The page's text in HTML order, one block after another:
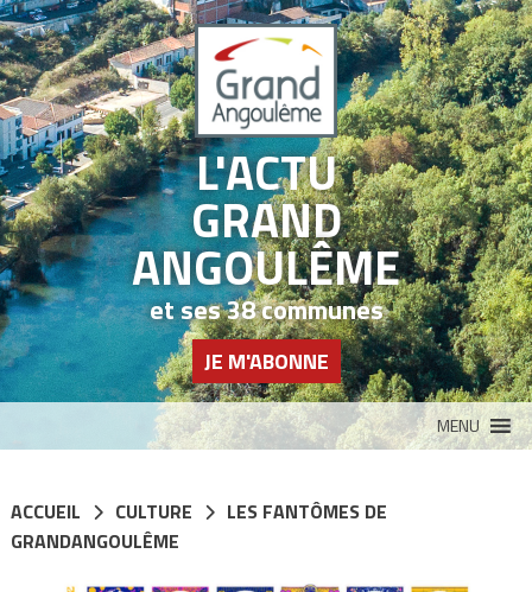
L'ACTU
GRAND
ANGOULÊME
et ses 38 communes
JE M'ABONNE
MENU
ACCUEIL CULTURE
LES FANTÔMES DE
GRANDANGOULÊME
Panneau de gestion des cookies